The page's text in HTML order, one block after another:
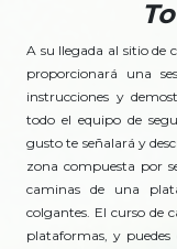
A su llegada al sitio de
proporcionará una
instrucciones y
todo el equipo de
gusto te señalará y
zona compuesta por
caminas de una
colgantes. El curso de
plataformas, y